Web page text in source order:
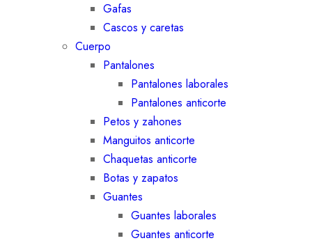
Gafas
Cascos y caretas
Cuerpo
Pantalones
Pantalones laborales
Pantalones anticorte
Petos y zahones
Manguitos anticorte
Chaquetas anticorte
Botas y zapatos
Guantes
Guantes laborales
Guantes anticorte